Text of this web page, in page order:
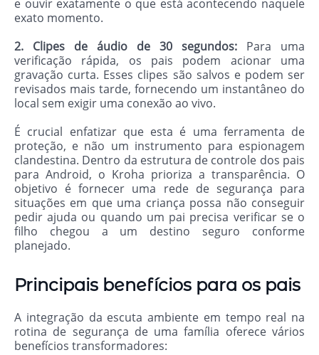
e ouvir exatamente o que está acontecendo naquele
exato momento.
2. Clipes de áudio de 30 segundos: Para uma
verificação rápida, os pais podem acionar uma
gravação curta. Esses clipes são salvos e podem ser
revisados mais tarde, fornecendo um instantâneo do
local sem exigir uma conexão ao vivo.
É crucial enfatizar que esta é uma ferramenta de
proteção, e não um instrumento para espionagem
clandestina. Dentro da estrutura de controle dos pais
para Android, o Kroha prioriza a transparência. O
objetivo é fornecer uma rede de segurança para
situações em que uma criança possa não conseguir
pedir ajuda ou quando um pai precisa verificar se o
filho chegou a um destino seguro conforme
planejado.
Principais benefícios para os pais
A integração da escuta ambiente em tempo real na
rotina de segurança de uma família oferece vários
benefícios transformadores: